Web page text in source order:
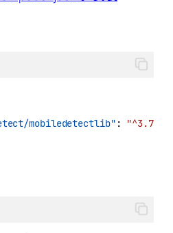
mobiledetectlib" : "^3.74"